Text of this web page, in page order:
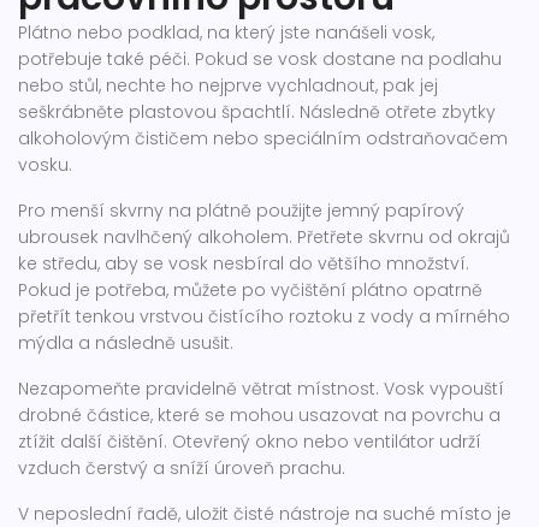
Plátno nebo podklad, na který jste nanášeli vosk,
potřebuje také péči. Pokud se vosk dostane na podlahu
nebo stůl, nechte ho nejprve vychladnout, pak jej
seškrábněte plastovou špachtlí. Následně otřete zbytky
alkoholovým čističem nebo speciálním odstraňovačem
vosku.
Pro menší skvrny na plátně použijte jemný papírový
ubrousek navlhčený alkoholem. Přetřete skvrnu od okrajů
ke středu, aby se vosk nesbíral do většího množství.
Pokud je potřeba, můžete po vyčištění plátno opatrně
přetřít tenkou vrstvou čistícího roztoku z vody a mírného
mýdla a následně usušit.
Nezapomeňte pravidelně větrat místnost. Vosk vypouští
drobné částice, které se mohou usazovat na povrchu a
ztížit další čištění. Otevřený okno nebo ventilátor udrží
vzduch čerstvý a sníží úroveň prachu.
V neposlední řadě, uložit čisté nástroje na suché místo je